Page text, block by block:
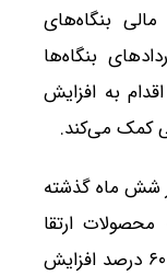
بنگاه‌های
بنگاه‌ها
به افزایش
کمک می‌کند.
شش ماه گذشته
محصولات ارتقا
یافته است. عمق داخلی‌سازی از ۵۰ به ۶۰ درصد افزایش